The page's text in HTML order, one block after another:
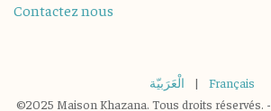
Contactez nous
©2025 Maison Khazana. Tous droits réservés. -
الْعَرَبيّة | Français